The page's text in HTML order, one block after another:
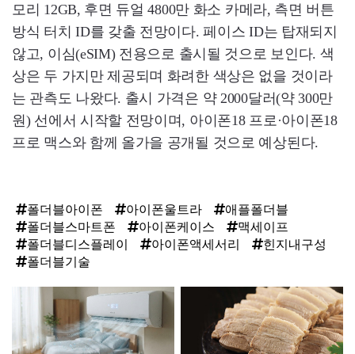
모리 12GB, 후면 듀얼 4800만 화소 카메라, 측면 버튼
방식 터치 ID를 갖출 전망이다. 페이스 ID는 탑재되지
않고, 이심(eSIM) 전용으로 출시될 것으로 보인다. 색
상은 두 가지만 제공되며 화려한 색상은 없을 것이라
는 관측도 나왔다. 출시 가격은 약 2000달러(약 300만
원) 선에서 시작할 전망이며, 아이폰18 프로·아이폰18
프로 맥스와 함께 올가을 공개될 것으로 예상된다.
폴더블아이폰 아이폰울트라
애플폴더블
폴더블스마트폰
아이폰케이스
맥세이프
폴더블디스플레이
아이폰액세서리
힌지내구성
폴더블기술
라
인